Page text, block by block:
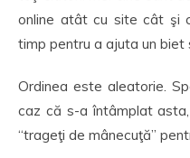
online atât cu site cât şi
timp pentru a ajuta un biet
Ordinea este aleatorie.
caz că s-a întâmplat
“trageţi de mânecuţă”